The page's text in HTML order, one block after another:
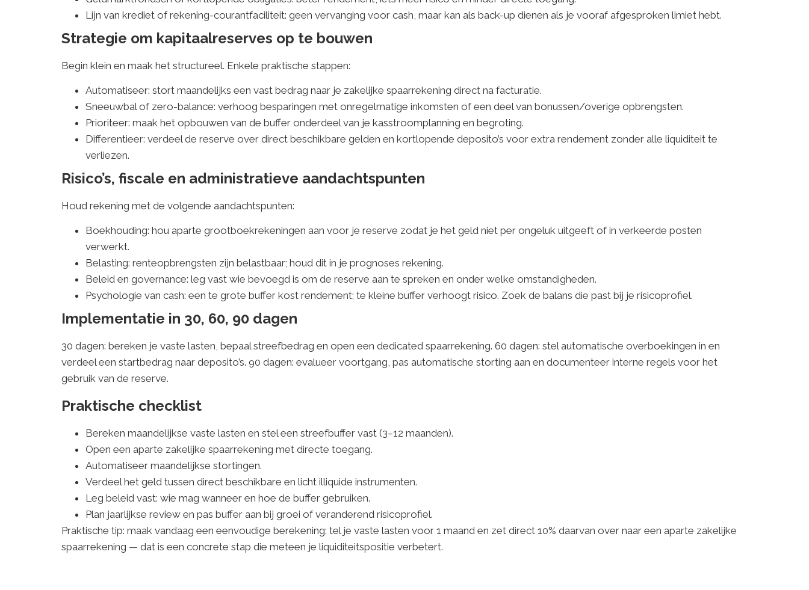
Lijn van krediet of rekening-courantfaciliteit: geen vervanging voor cash, maar kan als back-up dienen als je vooraf afgesproken limiet hebt.
Strategie om kapitaalreserves op te bouwen
Begin klein en maak het structureel. Enkele praktische stappen:
Automatiseer: stort maandelijks een vast bedrag naar je zakelijke spaarrekening direct na facturatie.
Sneeuwbal of zero-balance: verhoog besparingen met onregelmatige inkomsten of een deel van bonussen/overige opbrengsten.
Prioriteer: maak het opbouwen van de buffer onderdeel van je kasstroomplanning en begroting.
Differentieer: verdeel de reserve over direct beschikbare gelden en kortlopende deposito’s voor extra rendement zonder alle liquiditeit te
verliezen.
Risico’s, fiscale en administratieve aandachtspunten
Houd rekening met de volgende aandachtspunten:
Boekhouding: hou aparte grootboekrekeningen aan voor je reserve zodat je het geld niet per ongeluk uitgeeft of in verkeerde posten
verwerkt.
Belasting: renteopbrengsten zijn belastbaar; houd dit in je prognoses rekening.
Beleid en governance: leg vast wie bevoegd is om de reserve aan te spreken en onder welke omstandigheden.
Psychologie van cash: een te grote buffer kost rendement; te kleine buffer verhoogt risico. Zoek de balans die past bij je risicoprofiel.
Implementatie in 30, 60, 90 dagen
30 dagen: bereken je vaste lasten, bepaal streefbedrag en open een dedicated spaarrekening. 60 dagen: stel automatische overboekingen in en
verdeel een startbedrag naar deposito’s. 90 dagen: evalueer voortgang, pas automatische storting aan en documenteer interne regels voor het
gebruik van de reserve.
Praktische checklist
Bereken maandelijkse vaste lasten en stel een streefbuffer vast (3–12 maanden).
Open een aparte zakelijke spaarrekening met directe toegang.
Automatiseer maandelijkse stortingen.
Verdeel het geld tussen direct beschikbare en licht illiquide instrumenten.
Leg beleid vast: wie mag wanneer en hoe de buffer gebruiken.
Plan jaarlijkse review en pas buffer aan bij groei of veranderend risicoprofiel.
Praktische tip: maak vandaag een eenvoudige berekening: tel je vaste lasten voor 1 maand en zet direct 10% daarvan over naar een aparte zakelijke
spaarrekening — dat is een concrete stap die meteen je liquiditeitspositie verbetert.